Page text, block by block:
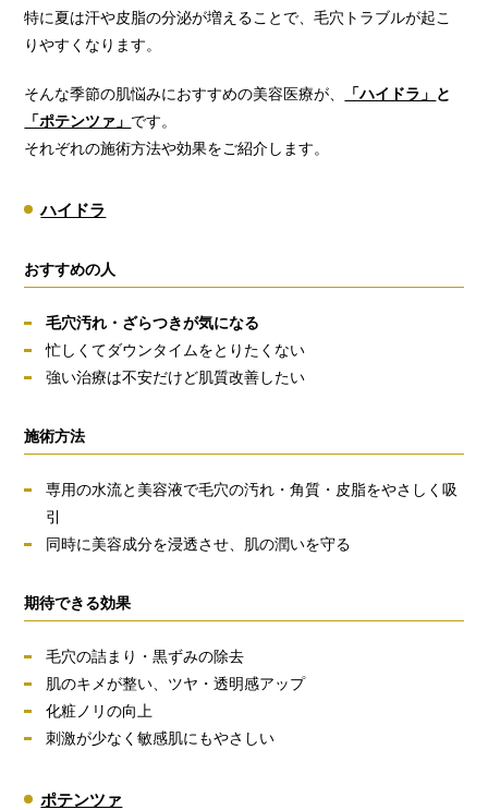
特に夏は汗や皮脂の分泌が増えることで、毛穴トラブルが起こ
りやすくなります。
そんな季節の肌悩みにおすすめの美容医療が、 「ハイドラ」 と
「ポテンツァ」 です。
それぞれの施術方法や効果をご紹介します。
ハイドラ
おすすめの人
毛穴汚れ・ざらつきが気になる
忙しくてダウンタイムをとりたくない
強い治療は不安だけど肌質改善したい
施術方法
専用の水流と美容液で毛穴の汚れ・角質・皮脂をやさしく吸
引
同時に美容成分を浸透させ、肌の潤いを守る
期待できる効果
毛穴の詰まり・黒ずみの除去
肌のキメが整い、ツヤ・透明感アップ
化粧ノリの向上
刺激が少なく敏感肌にもやさしい
ポテンツァ